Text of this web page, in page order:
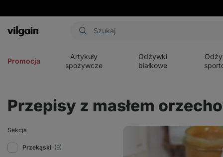
Aktin
Promocja
Artykuły
spożywcze
Odżywki
białkowe
Przepisy z masłem
Sekcja
Przekąski (9)